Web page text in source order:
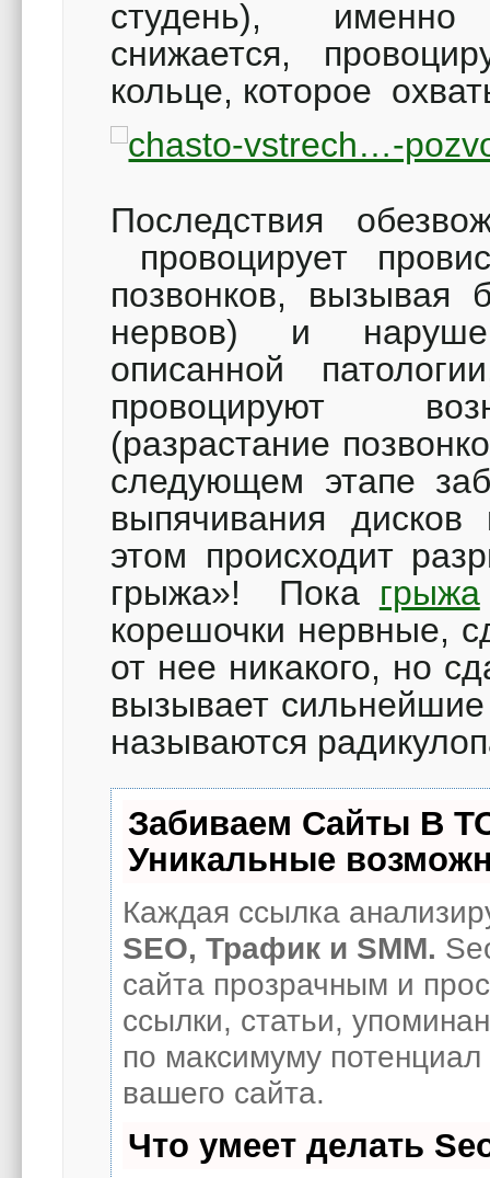
студень), именно
снижается,
кольце, которое
Последствия
провоцирует
позвонков, вызывая
нервов) и
описанной
провоцируют
(разрастание
следующем этапе
выпячивания
этом происходит
грыжа»! Пока грыжа
корешочки нервные,
от нее никакого, но
вызывает
называются
Забиваем Сайты В
Уникальные
Каждая ссылка
SEO, Трафик и SMM.
сайта прозрачным и
ссылки, статьи,
по максимуму
вашего сайта.
Что умеет делать